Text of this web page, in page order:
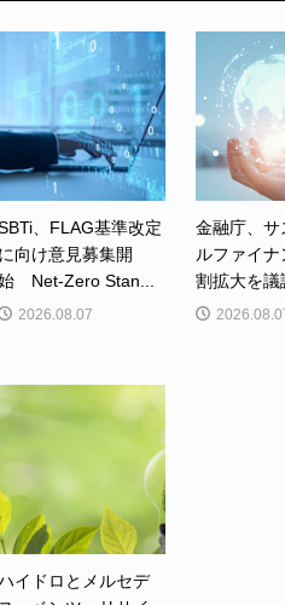
、FLAG基準改定
に向け意見募集開
Net-Zero Stan...
2026.08.07
金融庁、サ
ルファイ
割拡大を
イドロとメルセデ